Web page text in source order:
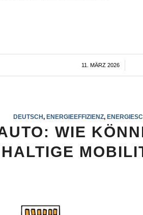
11. MÄRZ 2026
/
DEUTSCH, ENERGIEEFFIZIENZ,
WIE